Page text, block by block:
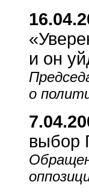
и он
о
выбор